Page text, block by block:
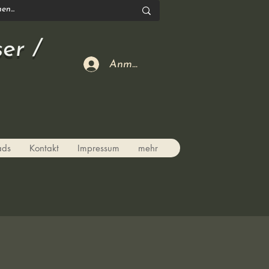
/
Anmelden
Kontakt Impressum mehr